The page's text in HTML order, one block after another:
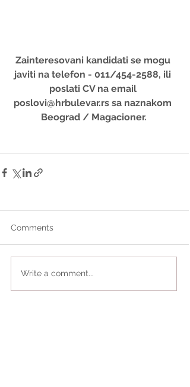
Zainteresovani kandidati se mogu
javiti na telefon - 011/454-2588, ili
poslati CV na email
poslovi@hrbulevar.rs sa naznakom
Beograd / Magacioner.
Comments
Write a comment...